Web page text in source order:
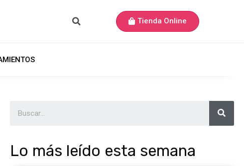
Tienda Online
Lo más leído esta semana